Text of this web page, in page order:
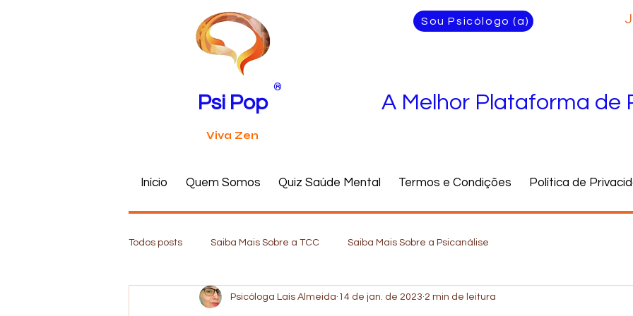
Psi Pop
®
Viva Zen
Sou Psicólogo (a)
A Melhor Plataforma de
Início Quem Somos Quiz Saúde Mental Termos e Condições Política de
Todos posts Saiba Mais Sobre a TCC Saiba Mais Sobre a Psicanálise
Psicóloga Laís Almeida 14 de jan. de 2023 2 min de leitura